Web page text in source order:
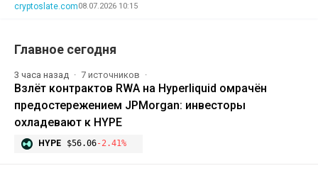
cryptoslate.com08.07.2026 10:15
Главное сегодня
3 часа назад 7 источников
Взлёт контрактов RWA на Hyperliquid омрачён
предостережением JPMorgan: инвесторы
охладевают к HYPE
HYPE $56.06-2.41%